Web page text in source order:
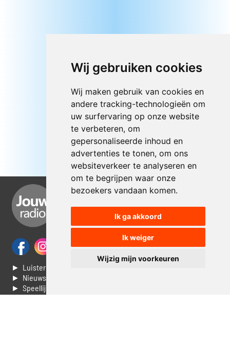
Wij gebruiken cookies
Wij maken gebruik van cookies en
andere tracking-technologieën om
uw surfervaring op onze website
te verbeteren, om
gepersonaliseerde inhoud en
advertenties te tonen, om ons
websiteverkeer te analyseren en
om te begrijpen waar onze
bezoekers vandaan komen.
Ik ga akkoord
Ik weiger
Wijzig mijn voorkeuren
► Luisteren naar Jouwradio
► Nieuws
► Speellijst
► Stem voor de Dag top 3